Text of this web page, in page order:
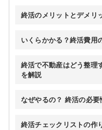
終活のメリットとデメリ
いくらかかる？終活費用
終活で不動産はどう整理
を解説
なぜやるの？ 終活の必要
終活チェックリストの作